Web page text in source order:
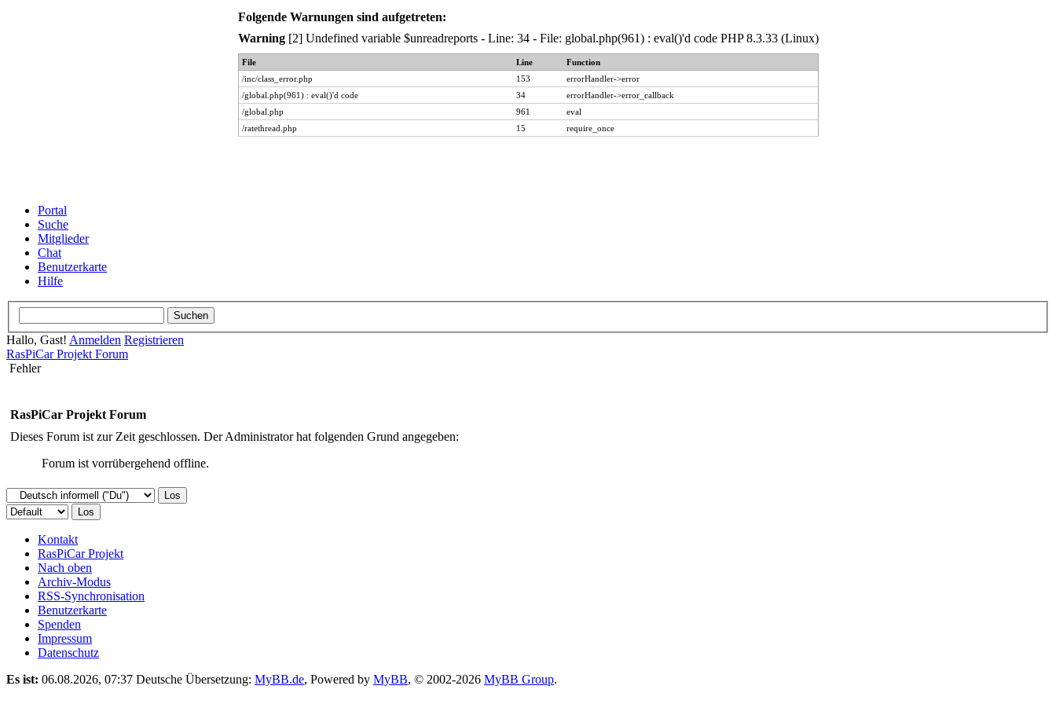
Folgende Warnungen sind aufgetreten:
Warning[2] Undefined variable $unreadreports - Line: 34 - File: global.php(961) : eval()'d code PHP 8.3.33 (Linux)
File Line
Function
/inc/class_error.php
153
errorHandler->error
/global.php(961) : eval()'d code
34
errorHandler->error_callback
/global.php
961
eval
/ratethread.php
15 require_once
Portal
Suche
Mitglieder
Chat
Benutzerkarte
Hilfe
Hallo, Gast! Anmelden Registrieren
RasPiCar Projekt Forum
Fehler
RasPiCar Projekt Forum
Dieses Forum ist zur Zeit geschlossen. Der Administrator hat folgenden Grund angegeben:
Forum ist vorrübergehend offline.
Kontakt
RasPiCar Projekt
Nach oben
Archiv-Modus
RSS-Synchronisation
Benutzerkarte
Spenden
Impressum
Datenschutz
Es ist: 06.08.2026, 07:37 Deutsche Übersetzung: MyBB.de, Powered by MyBB, © 2002-2026 MyBB Group.